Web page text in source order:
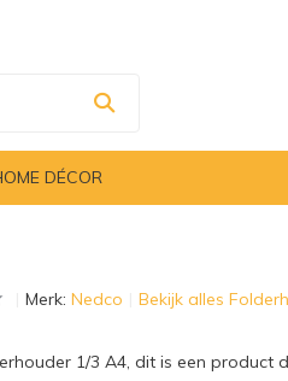
DÉCOR
Merk: Nedco Bekijk alles
1/3 A4, dit is een product